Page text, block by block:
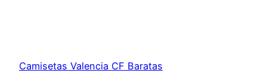
Camisetas Valencia CF Baratas